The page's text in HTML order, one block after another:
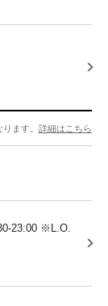
ます。 詳細はこちら
23:00 ※L.O.